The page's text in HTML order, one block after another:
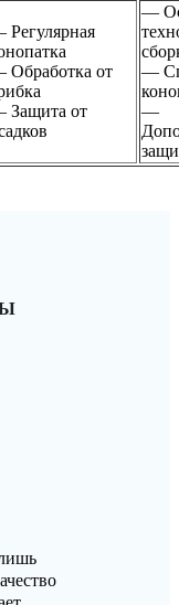
Обработка от
Защита от
—
—
—